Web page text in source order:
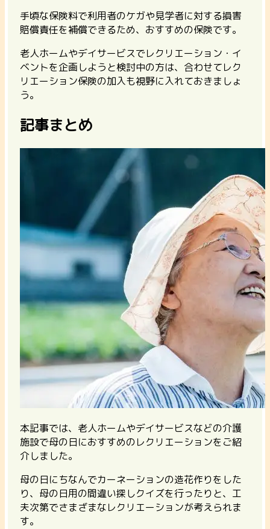
手頃な保険料で利用者のケガや見学者に対する損害
賠償責任を補償できるため、おすすめの保険です。
老人ホームやデイサービスでレクリエーション・イ
ベントを企画しようと検討中の方は、合わせてレク
リエーション保険の加入も視野に入れておきましょ
う。
記事まとめ
本記事では、老人ホームやデイサービスなどの介護
施設で母の日におすすめのレクリエーションをご紹
介しました。
母の日にちなんでカーネーションの造花作りをした
り、母の日用の間違い探しクイズを行ったりと、工
夫次第でさまざまなレクリエーションが考えられま
す。